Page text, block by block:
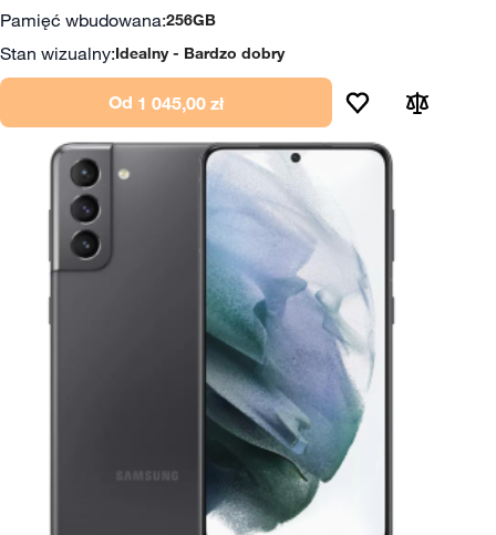
Pamięć wbudowana:256GB
Stan wizualny:Idealny Bardzo dobry
Od 1 045,00 zł